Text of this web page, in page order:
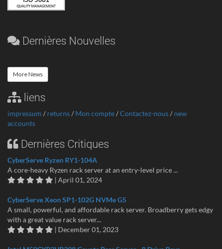
Dernières Nouvelles
More News
liens
impressum / returns/ Mon compte/Contactez-nous/ new
accounts
Dernières Critiques
CyberServe Ryzen RY1-104A
A core-heavy Ryzen rack server at an entry-level price ...
| April 01, 2024
CyberServe Xeon SP1-102G NVMe G5
A small, powerful, and affordable rack server. Broadberry gets edgy
with a great value rack server...
| December 01, 2023